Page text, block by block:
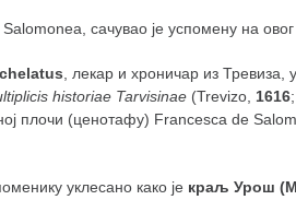
сачувао је успомену на овог
, лекар и хроничар из Тревиза,
historiae Tarvisinae (Trevizo, 1616
плочи (ценотафу) Francesca de
уклесано како је краљ Урош